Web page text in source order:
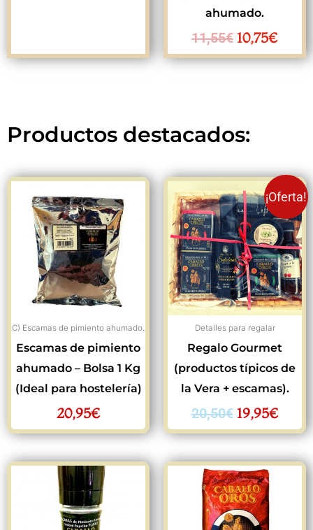
ahumado.
11,55€ 10,75€
Productos destacados:
C) Escamas de pimiento ahumado.
Escamas de pimiento
ahumado – Bolsa 1 Kg
(Ideal para hostelería)
20,95€
¡Oferta!
Detalles para regalar
Regalo Gourmet
(productos típicos de
la Vera + escamas).
20,50€
El
precio
original
era:
20,50€.
19,95€
El
es: